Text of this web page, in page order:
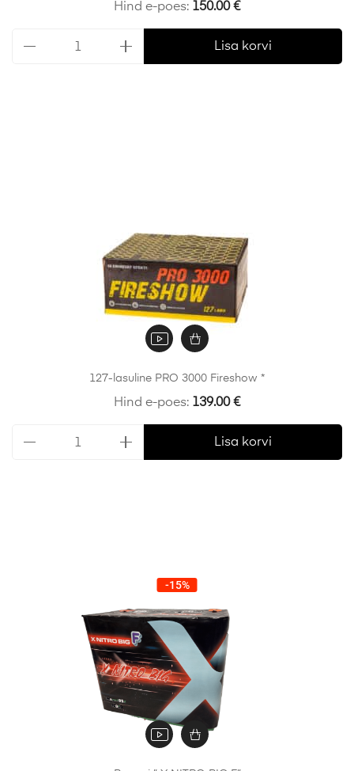
Hind e-poes: 150.00€
Lisa korvi
127-lasuline PRO 3000 Fireshow *
Hind e-poes: 139.00€
Lisa korvi
-15%